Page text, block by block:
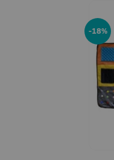
-18%